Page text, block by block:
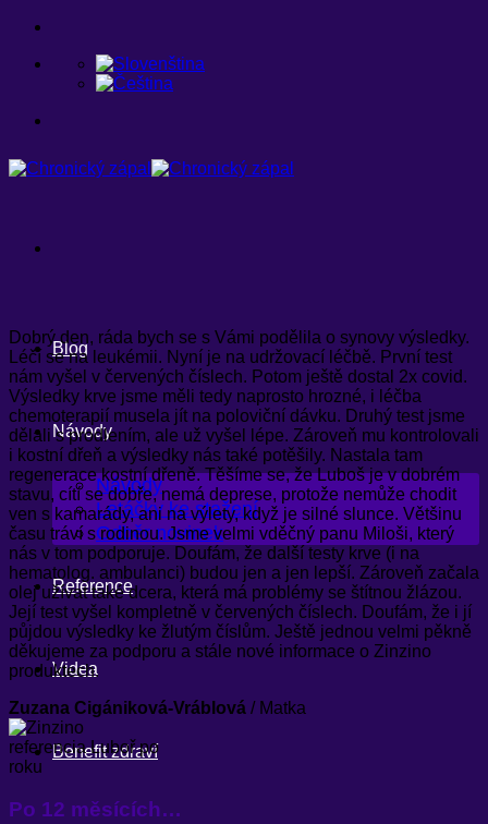
Přeskočit
obsah
Blog
Návody
Návody
Letáčky ke stažení
Odběr novinek
Reference
Videa
Benefit zdraví
Dobrý den, ráda bych se s Vámi podělila o synovy výsledky.
Léčí se na leukémii. Nyní je na udržovací léčbě. První test
nám vyšel v červených číslech. Potom ještě dostal 2x covid.
Výsledky krve jsme měli tedy naprosto hrozné, i léčba
chemoterapií musela jít na poloviční dávku. Druhý test jsme
dělali s prodlením, ale už vyšel lépe. Zároveň mu kontrolovali
i kostní dřeň a výsledky nás také potěšily. Nastala tam
regenerace kostní dřeně. Těšíme se, že Luboš je v dobrém
stavu, cítí se dobře, nemá deprese, protože nemůže chodit
ven s kamarády, ani na výlety, když je silné slunce. Většinu
času tráví s rodinou. Jsme velmi vděčný panu Miloši, který
nás v tom podporuje. Doufám, že další testy krve (i na
hematolog. ambulanci) budou jen a jen lepší. Zároveň začala
olej užívat také dcera, která má problémy se štítnou žlázou.
Její test vyšel kompletně v červených číslech. Doufám, že i jí
půjdou výsledky ke žlutým číslům. Ještě jednou velmi pěkně
děkujeme za podporu a stále nové informace o Zinzino
produktech.
Zuzana Cigániková-Vráblová / Matka
Po 12 měsících…